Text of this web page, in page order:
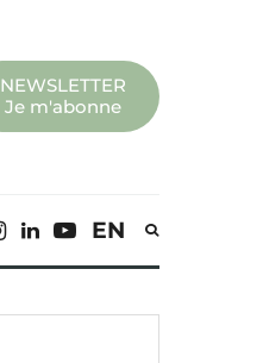
NEWSLETTER
Je m'abonne
EN